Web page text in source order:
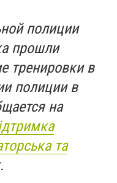
полиции
прошли
тренировки в
полиции в
на
та